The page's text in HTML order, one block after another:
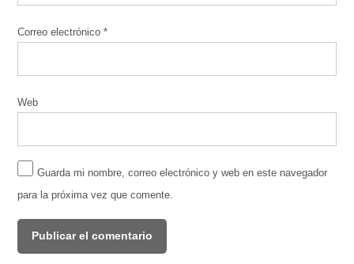
Correo electrónico*
Web
Guarda mi nombre, correo electrónico y web en este navegador
para la próxima vez que comente.